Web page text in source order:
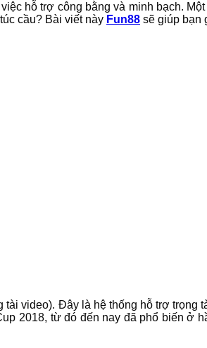
hỗ trợ công bằng và minh bạch.
cầu? Bài viết này Fun88 sẽ giúp bạn
tài video). Đây là hệ thống hỗ trợ trọng
2018, từ đó đến nay đã phổ biến ở